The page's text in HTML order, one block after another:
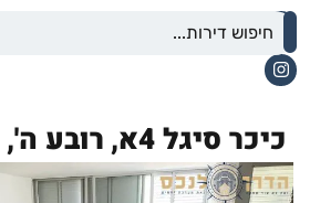
כיכר סיגל 4א, רובע ה',